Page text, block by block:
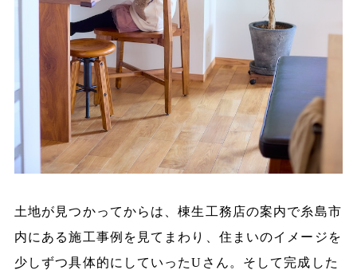
土地が見つかってからは、棟生工務店の案内で糸島市
内にある施工事例を見てまわり、住まいのイメージを
少しずつ具体的にしていったUさん。そして完成した